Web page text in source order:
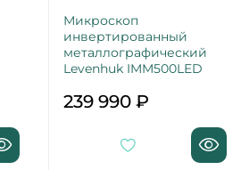
Микроскоп
инвертированный
металлографический
Levenhuk IMM500LED
239 990 ₽